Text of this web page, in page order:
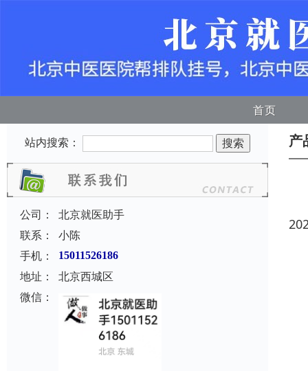
首页
站内搜索：
公司：
北京就医助手
联系：
小陈
手机：
15011526186
地址：
北京西城区
微信：
产